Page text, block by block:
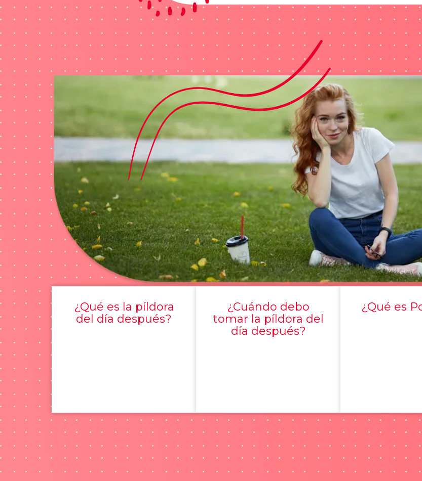
¿Qué es la píldora
del día después?
¿Cuándo debo
tomar la píldora del
día después?
¿Qué es